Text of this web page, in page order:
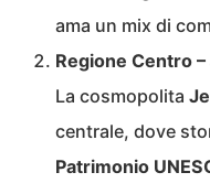
ama un mix di
Regione Centro
La cosmopolita
centrale, dove
Patrimonio